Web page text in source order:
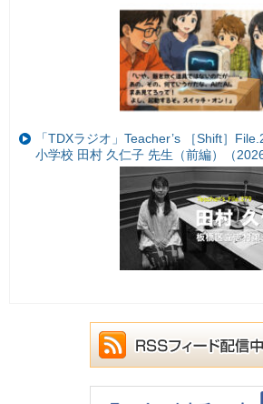
「TDXラジオ」Teacher’s ［Shift］
小学校 田村 久仁子 先生（前編）（